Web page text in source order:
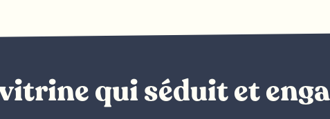
qui séduit et